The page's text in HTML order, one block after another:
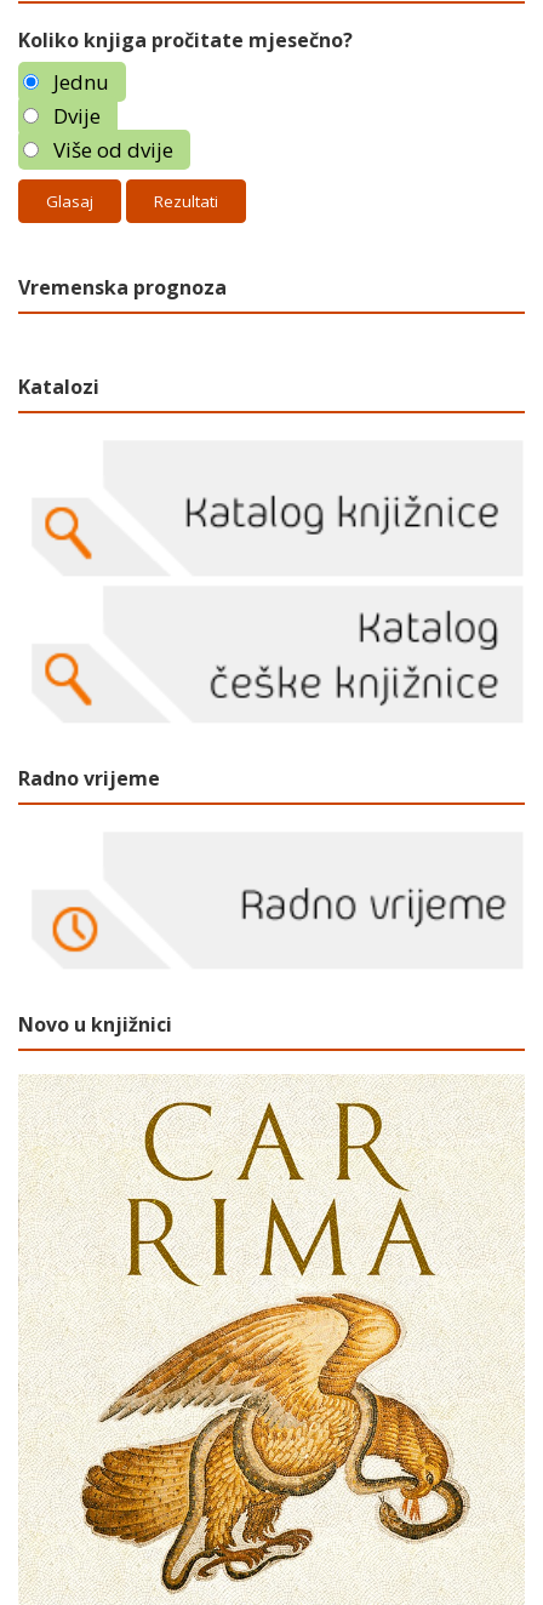
Koliko knjiga pročitate mjesečno?
Jednu
Dvije
Više od dvije
Rezultati
Vremenska prognoza
Katalozi
Radno vrijeme
Novo u knjižnici